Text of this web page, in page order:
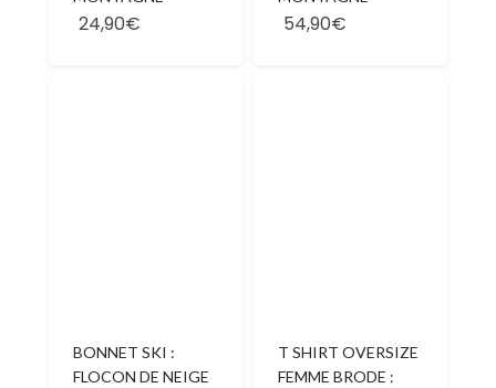
24,90€ 54,90€
BONNET SKI :
FLOCON DE NEIGE
T SHIRT OVERSIZE
FEMME BRODE :